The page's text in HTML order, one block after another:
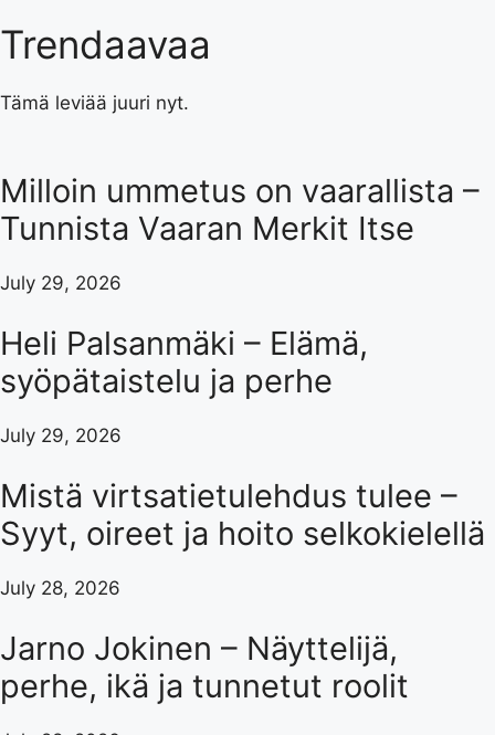
Trendaavaa
Tämä leviää juuri nyt.
Milloin ummetus on vaarallista –
Tunnista Vaaran Merkit Itse
July 29, 2026
Heli Palsanmäki – Elämä,
syöpätaistelu ja perhe
July 29, 2026
Mistä virtsatietulehdus tulee –
Syyt, oireet ja hoito selkokielellä
July 28, 2026
Jarno Jokinen – Näyttelijä,
perhe, ikä ja tunnetut roolit